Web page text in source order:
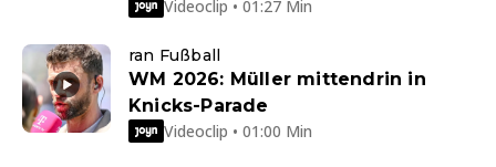
Videoclip • 01:27 Min
ran Fußball
WM 2026: Müller mittendrin in
Knicks-Parade
Videoclip • 01:00 Min